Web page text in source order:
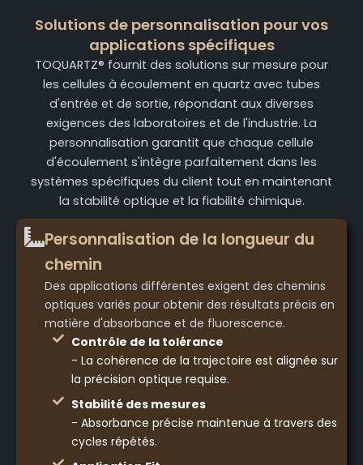
Solutions de personnalisation pour vos
applications spécifiques
TOQUARTZ® fournit des solutions sur mesure pour
les cellules à écoulement en quartz avec tubes
d'entrée et de sortie, répondant aux diverses
exigences des laboratoires et de l'industrie. La
personnalisation garantit que chaque cellule
d'écoulement s'intègre parfaitement dans les
systèmes spécifiques du client tout en maintenant
la stabilité optique et la fiabilité chimique.
Personnalisation de la longueur du
chemin
Des applications différentes exigent des chemins
optiques variés pour obtenir des résultats précis en
matière d'absorbance et de fluorescence.
Contrôle de la tolérance
- La cohérence de la trajectoire est alignée sur
la précision optique requise.
Stabilité des mesures
- Absorbance précise maintenue à travers des
cycles répétés.